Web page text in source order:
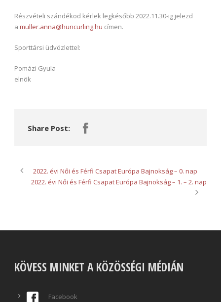
Részvételi szándékod kérlek legkésőbb 2022.11.30-ig jelezd
a muller.anna@huncurling.hu címen.
Sporttársi üdvözlettel:
Pomázi Gyula
elnök
Share Post:
2022. évi Női és Férfi Csapat Európa Bajnokság – 0. nap
2022. évi Női és Férfi Csapat Európa Bajnokság – 1. – 2. nap
KÖVESS MINKET A KÖZÖSSÉGI MÉDIÁN
Facebook